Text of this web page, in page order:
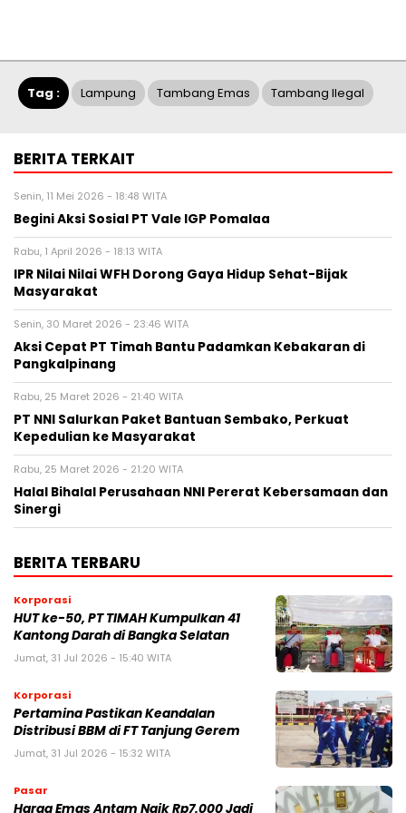
Tag : Lampung Tambang Emas Tambang Ilegal
BERITA TERKAIT
Senin, 11 Mei 2026 - 18:48 WITA
Begini Aksi Sosial PT Vale IGP Pomalaa
Rabu, 1 April 2026 - 18:13 WITA
IPR Nilai Nilai WFH Dorong Gaya Hidup Sehat-Bijak
Masyarakat
Senin, 30 Maret 2026 - 23:46 WITA
Aksi Cepat PT Timah Bantu Padamkan Kebakaran di
Pangkalpinang
Rabu, 25 Maret 2026 - 21:40 WITA
PT NNI Salurkan Paket Bantuan Sembako, Perkuat
Kepedulian ke Masyarakat
Rabu, 25 Maret 2026 - 21:20 WITA
Halal Bihalal Perusahaan NNI Pererat Kebersamaan dan
Sinergi
BERITA TERBARU
Korporasi
HUT ke-50, PT TIMAH Kumpulkan 41
Kantong Darah di Bangka Selatan
Jumat, 31 Jul 2026 - 15:40 WITA
Korporasi
Pertamina Pastikan Keandalan
Distribusi BBM di FT Tanjung Gerem
Jumat, 31 Jul 2026 - 15:32 WITA
Pasar
Harga Emas Antam Naik Rp7.000 Jadi